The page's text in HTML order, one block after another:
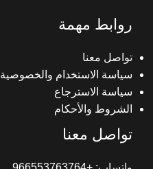
روابط مهمة
تواصل معنا
سياسة الاستخدام والخصوصية
سياسة الاسترجاع
الشروط والأحكام
تواصل معنا